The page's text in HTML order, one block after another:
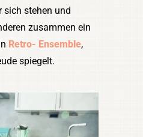
sich stehen und
zusammen ein
Retro- Ensemble,
spiegelt.